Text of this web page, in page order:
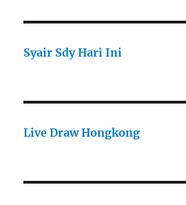
Syair Sdy Hari Ini
Live Draw Hongkong